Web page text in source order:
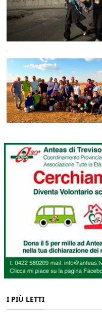
I PIÙ LETTI